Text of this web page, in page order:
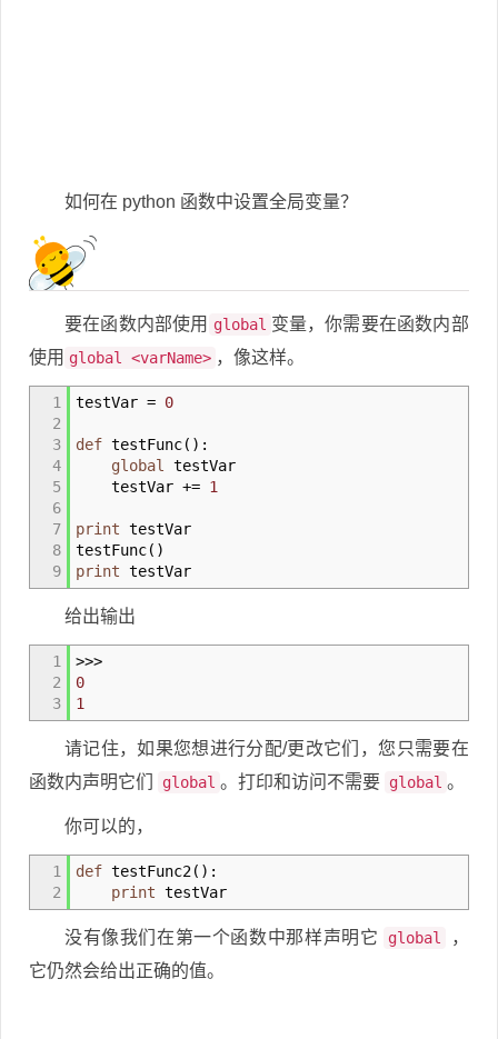
如何在 python 函数中设置全局变量？
要在函数内部使用 global 变量，你需要在函数内部
使用 global <varName> ，像这样。
1
2
3
4
5
6
7
8
9
testVar = 0
def testFunc( ) :
global
testVar
testVar += 1
print testVar
testFunc( )
print testVar
给出输出
1
2
3
>>>
0
1
请记住，如果您想进行分配/更改它们，您只需要在
函数内声明它们
global 。打印和访问不需要 global 。
你可以的，
1
2
def testFunc2( ) :
print testVar
没有像我们在第一个函数中那样声明它 global
，
它仍然会给出正确的值。